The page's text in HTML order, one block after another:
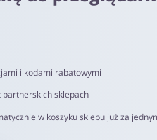
Pamiętaj aby
wynosi od 40 do 90 dni.
i kodami rabatowymi
partnerskich sklepach
w koszyku sklepu już za